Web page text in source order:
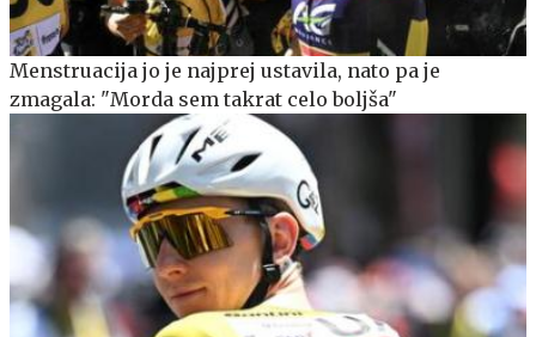
Menstruacija jo je najprej ustavila, nato pa je
zmagala: "Morda sem takrat celo boljša"